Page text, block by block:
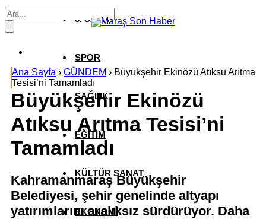
3. SAYFA
SPOR
SAĞLIK
EĞİTİM
KÜLTÜR SANAT
EKONOMİ
Ana Sayfa › GÜNDEM › Büyükşehir Ekinözü Atıksu Arıtma
Tesisi’ni Tamamladı
Büyükşehir Ekinözü
Atıksu Arıtma Tesisi’ni
Tamamladı
Kahramanmaraş Büyükşehir
Belediyesi, şehir genelinde altyapı
yatırımlarını aralıksız sürdürüyor. Daha